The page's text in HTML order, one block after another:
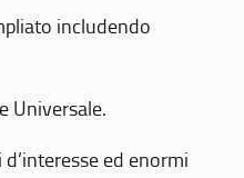
includendo
Universale.
ed enormi